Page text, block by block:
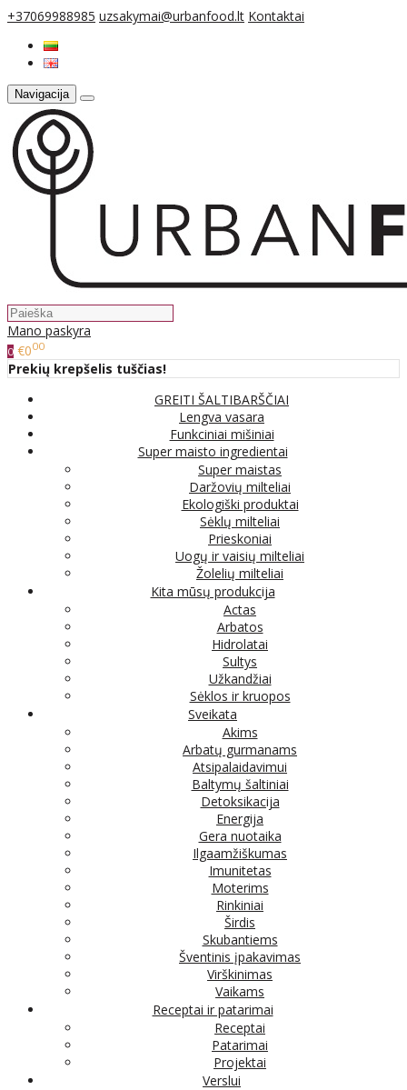
+37069988985 uzsakymai@urbanfood.lt Kontaktai
Navigacija
Mano paskyra
0 €000
Prekių krepšelis tuščias!
GREITI ŠALTIBARŠČIAI
Lengva vasara
Funkciniai mišiniai
Super maisto ingredientai
Super maistas
Daržovių milteliai
Ekologiški produktai
Sėklų milteliai
Prieskoniai
Uogų ir vaisių milteliai
Žolelių milteliai
Kita mūsų produkcija
Actas
Arbatos
Hidrolatai
Sultys
Užkandžiai
Sėklos ir kruopos
Sveikata
Akims
Arbatų gurmanams
Atsipalaidavimui
Baltymų šaltiniai
Detoksikacija
Energija
Gera nuotaika
Ilgaamžiškumas
Imunitetas
Moterims
Rinkiniai
Širdis
Skubantiems
Šventinis įpakavimas
Virškinimas
Vaikams
Receptai ir patarimai
Receptai
Patarimai
Projektai
Verslui